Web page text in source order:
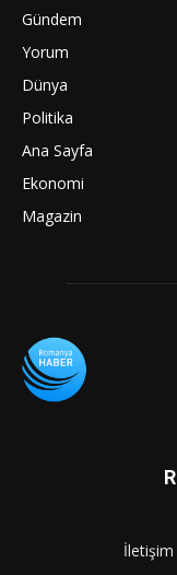
Gündem
Yorum
Dünya
Politika
Ana Sayfa
Ekonomi
Magazin
İletişim